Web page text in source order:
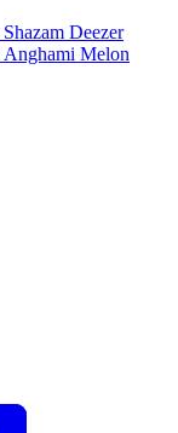
Shazam Deezer
Anghami Melon